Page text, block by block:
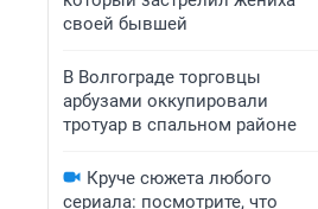
своей бывшей
В Волгограде торговцы
арбузами оккупировали
тротуар в спальном районе
Круче сюжета любого
сериала: посмотрите, что